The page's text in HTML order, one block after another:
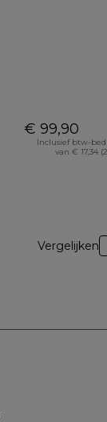
€ 99,90
Inclusief btw-
van € 17,34
Vergelijken